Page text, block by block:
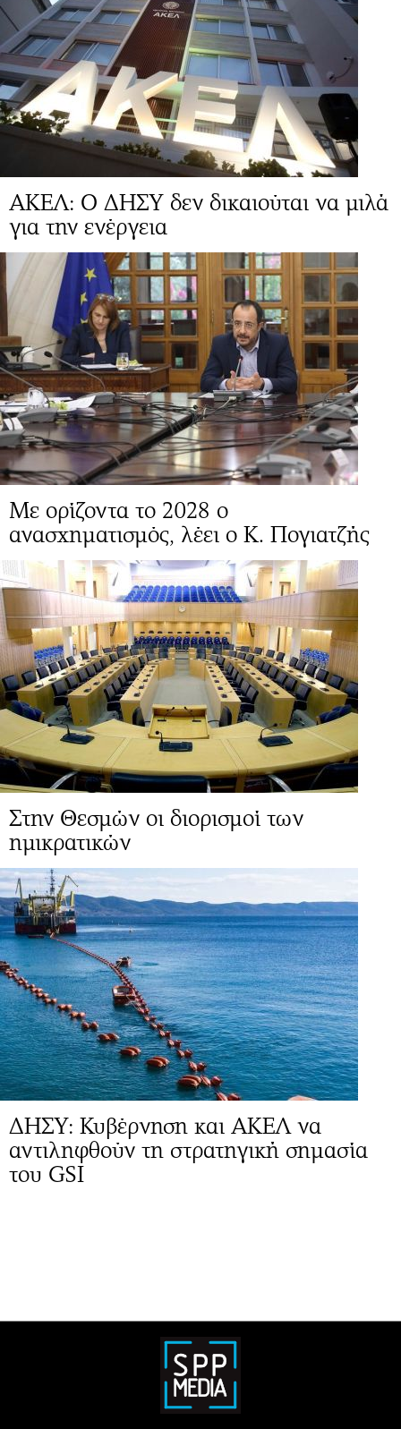
ΑΚΕΛ: Ο ΔΗΣΥ δεν δικαιούται να μιλά
για την ενέργεια
Mε ορίζοντα το 2028 ο
ανασχηματισμός, λέει ο Κ. Πογιατζής
Στην Θεσμών οι διορισμοί των
ημικρατικών
ΔΗΣΥ: Κυβέρνηση και ΑΚΕΛ να
αντιληφθούν τη στρατηγική σημασία
του GSI